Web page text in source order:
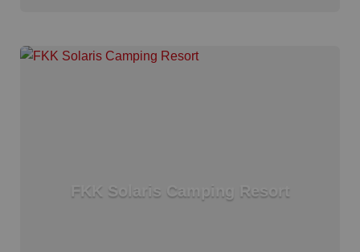
FKK Solaris Camping Resort